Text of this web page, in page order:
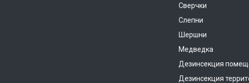
Сверчки
Слепни
Шершни
Медведка
Дезинсекция
Дезинсекция